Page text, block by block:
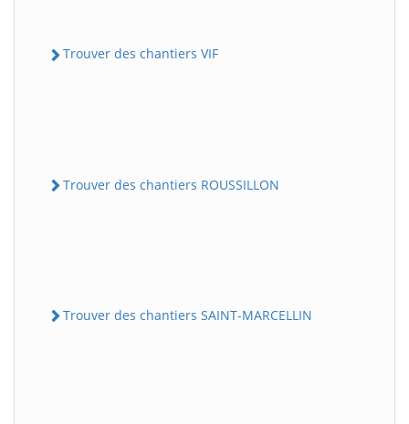
Trouver des chantiers VIF
Trouver des chantiers ROUSSILLON
Trouver des chantiers SAINT-MARCELLIN